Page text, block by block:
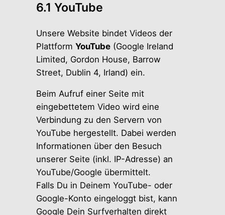
6.1 YouTube
Unsere Website bindet Videos der
Plattform YouTube(Google Ireland
Limited, Gordon House, Barrow
Street, Dublin 4, Irland) ein.
Beim Aufruf einer Seite mit
eingebettetem Video wird eine
Verbindung zu den Servern von
YouTube hergestellt. Dabei werden
Informationen über den Besuch
unserer Seite (inkl. IP-Adresse) an
YouTube/Google übermittelt.
Falls Du in Deinem YouTube- oder
Google-Konto eingeloggt bist, kann
Google Dein Surfverhalten direkt